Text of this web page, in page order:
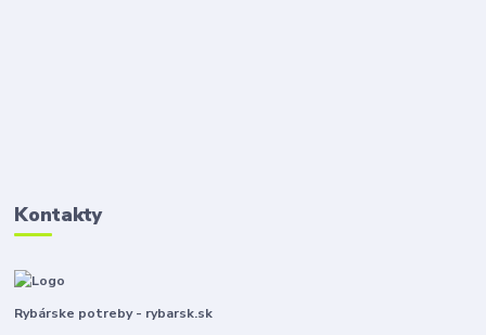
Kontakty
Rybárske potreby - rybarsk.sk